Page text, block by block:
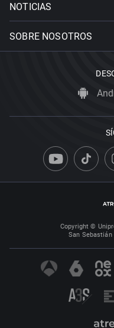
NOTICIAS
SOBRE NOSOTROS
Copyright ©
San Sebastián